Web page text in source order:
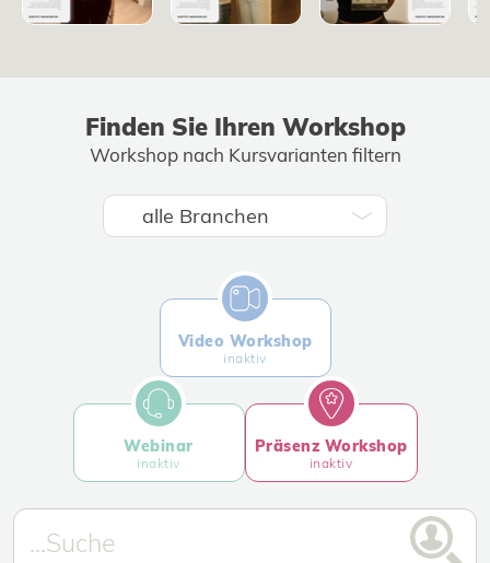
Finden Sie Ihren Workshop
Workshop nach Kursvarianten filtern
Video Workshop
inaktiv
Webinar
inaktiv
Präsenz Workshop
inaktiv